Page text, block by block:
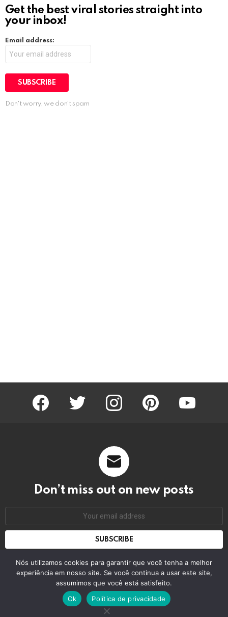
Get the best viral stories straight into
your inbox!
Email address:
Don't worry, we don't spam
facebook twitter instagram pinterest youtube
Don’t miss out on new posts
© 2026 by bring the pixel. Remember to change this
Contact us
Nós utilizamos cookies para garantir que você tenha a melhor
experiência em nosso site. Se você continua a usar este site,
assumimos que você está satisfeito.
Ok
Política de privacidade